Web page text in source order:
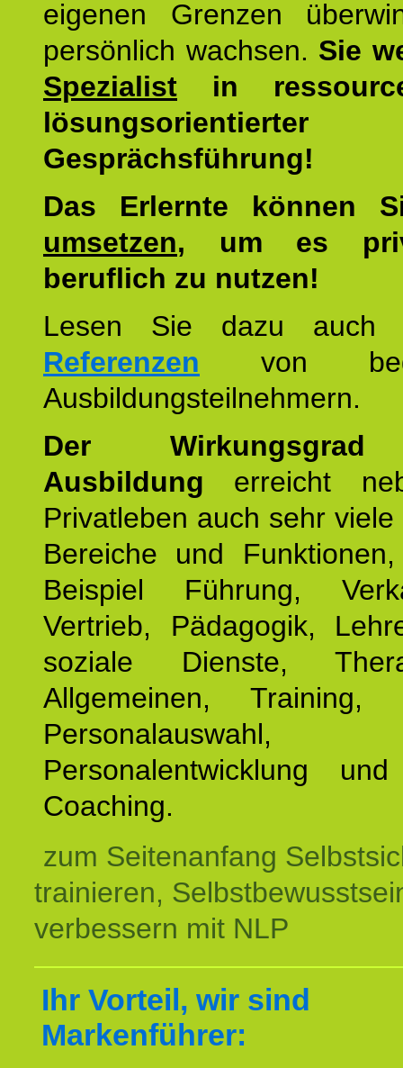
eigenen Grenzen
persönlich wachsen. Sie
Spezialist in
lösungsorientierter
Gesprächsführung!
Das Erlernte können
umsetzen, um es
beruflich zu nutzen!
Lesen Sie dazu
Referenzen von
Ausbildungsteilnehmern.
Der
Ausbildung erreicht
Privatleben auch sehr
Bereiche und
Beispiel Führung,
Vertrieb, Pädagogik,
soziale Dienste,
Allgemeinen, Training,
Personalauswahl,
Personalentwicklung
Coaching.
zum Seitenanfang
trainieren,
verbessern mit NLP
Ihr Vorteil, wir sind
Markenführer: